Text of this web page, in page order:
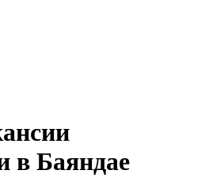
в Баяндае